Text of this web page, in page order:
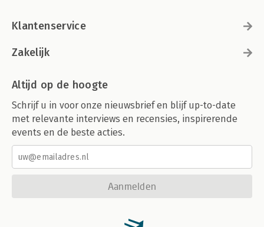
Klantenservice
Zakelijk
Altijd op de hoogte
Schrijf u in voor onze nieuwsbrief en blijf up-to-date
met relevante interviews en recensies, inspirerende
events en de beste acties.
Aanmelden